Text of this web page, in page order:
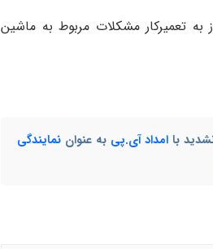
تعمیرکار مشکلات مربوط به ماشین
با امداد آی.پی به عنوان نمایندگی